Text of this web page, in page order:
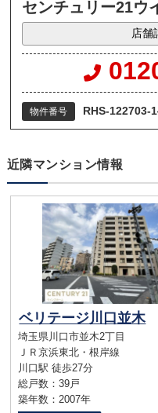
センチュリー21ウ
店舗
物件番号 RHS-122703-
近隣マンション情報
ベリテージ川口並木
埼玉県川口市並木2丁目
ＪＲ京浜東北・根岸線
川口駅 徒歩27分
総戸数：39戸
築年数：2007年